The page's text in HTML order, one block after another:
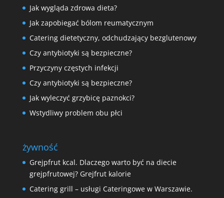
Jak wygląda zdrowa dieta?
Jak zapobiegać bólom reumatycznym
Catering dietetyczny, odchudzający bezglutenowy
Czy antybiotyki są bezpieczne?
Przyczyny częstych infekcji
Czy antybiotyki są bezpieczne?
Jak wyleczyć grzybicę paznokci?
Wstydliwy problem obu płci
żywność
Grejpfrut kcal. Dlaczego warto być na diecie
grejpfrutowej? Grejfrut kalorie
Catering grill – usługi Cateringowe w Warszawie.